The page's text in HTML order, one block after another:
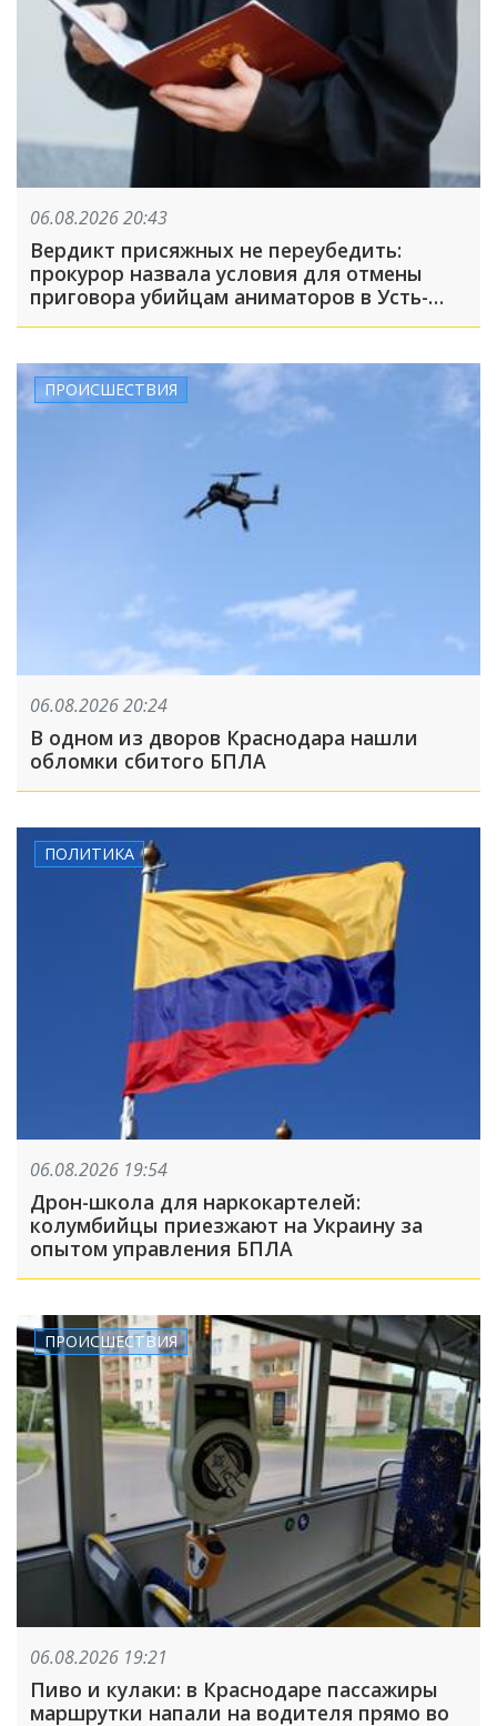
06.08.2026 20:43
Вердикт присяжных не переубедить:
прокурор назвала условия для отмены
приговора убийцам аниматоров в Усть-
ПРОИСШЕСТВИЯ
06.08.2026 20:24
В одном из дворов Краснодара нашли
обломки сбитого БПЛА
ПОЛИТИКА
06.08.2026 19:54
Дрон-школа для наркокартелей:
колумбийцы приезжают на Украину за
опытом управления БПЛА
ПРОИСШЕСТВИЯ
06.08.2026 19:21
Пиво и кулаки: в Краснодаре пассажиры
маршрутки напали на водителя прямо во